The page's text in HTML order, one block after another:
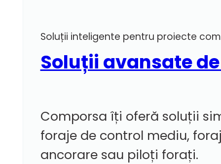
Soluții avansate
Soluții inteligente pentru proiecte
Comporsa îți oferă soluții
foraje de control mediu,
ancorare sau piloți forați.